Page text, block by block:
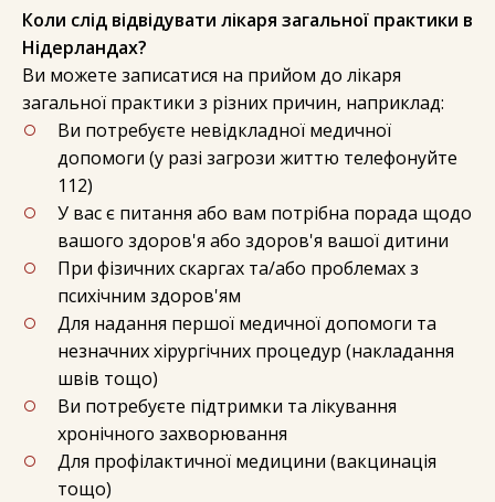
Коли слід відвідувати лікаря загальної практики в
Нідерландах?
Ви можете записатися на прийом до лікаря
загальної практики з різних причин, наприклад:
Ви потребуєте невідкладної медичної
допомоги (у разі загрози життю телефонуйте
112)
У вас є питання або вам потрібна порада щодо
вашого здоров'я або здоров'я вашої дитини
При фізичних скаргах та/або проблемах з
психічним здоров'ям
Для надання першої медичної допомоги та
незначних хірургічних процедур (накладання
швів тощо)
Ви потребуєте підтримки та лікування
хронічного захворювання
Для профілактичної медицини (вакцинація
тощо)